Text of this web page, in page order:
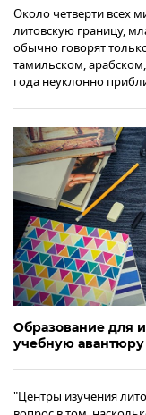
Около четверти всех
литовскую границу,
обычно говорят
тамильском,
года неуклонно
Образование для
учебную авантюру
"Центры изучения